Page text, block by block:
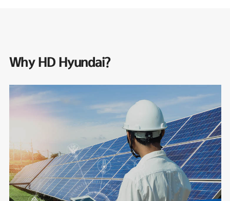
Why HD Hyundai?